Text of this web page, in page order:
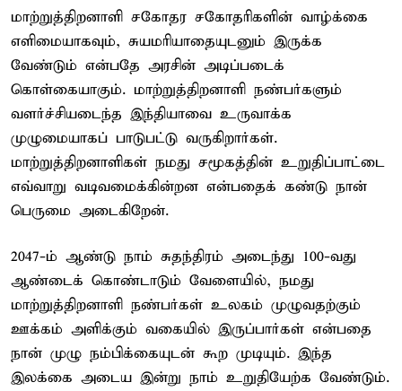
மாற்றுத்திறனாளி சகோதர சகோதரிகளின் வாழ்க்கை
எளிமையாகவும், சுயமரியாதையுடனும் இருக்க
வேண்டும் என்பதே அரசின் அடிப்படைக்
கொள்கையாகும். மாற்றுத்திறனாளி நண்பர்களும்
வளர்ச்சியடைந்த இந்தியாவை உருவாக்க
முழுமையாகப் பாடுபட்டு வருகிறார்கள்.
மாற்றுத்திறனாளிகள் நமது சமூகத்தின் உறுதிப்பாட்டை
எவ்வாறு வடிவமைக்கின்றன என்பதைக் கண்டு நான்
பெருமை அடைகிறேன்.
2047-ம் ஆண்டு நாம் சுதந்திரம் அடைந்து 100-வது
ஆண்டைக் கொண்டாடும் வேளையில், நமது
மாற்றுத்திறனாளி நண்பர்கள் உலகம் முழுவதற்கும்
ஊக்கம் அளிக்கும் வகையில் இருப்பார்கள் என்பதை
நான் முழு நம்பிக்கையுடன் கூற முடியும். இந்த
இலக்கை அடைய இன்று நாம் உறுதியேற்க வேண்டும்.